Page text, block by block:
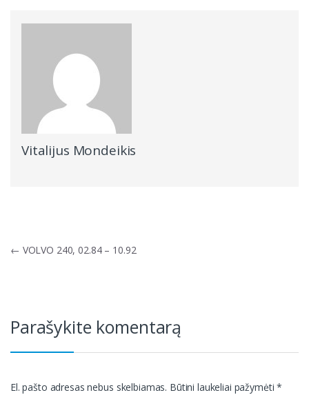
Vitalijus Mondeikis
Navigacija
← VOLVO 240, 02.84 – 10.92
Parašykite komentarą
El. pašto adresas nebus skelbiamas. Būtini laukeliai pažymėti*